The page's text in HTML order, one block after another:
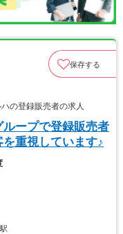
保存する
の登録販売者の求人
ープで登録販売者
重視しています♪